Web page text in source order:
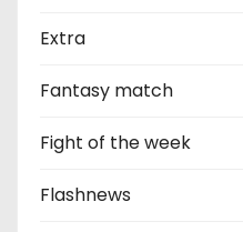
Extra
Fantasy match
Fight of the week
Flashnews